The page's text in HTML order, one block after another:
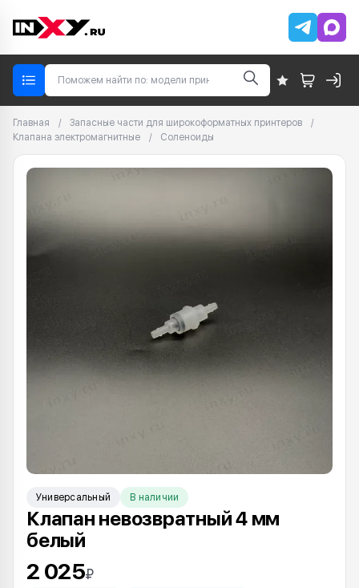
Главная / Запасные части для широкоформатных принтеров
/
Клапана электромагнитные
/ Соленоиды
Универсальный В наличии
Клапан невозвратный 4 мм
белый
2 025₽